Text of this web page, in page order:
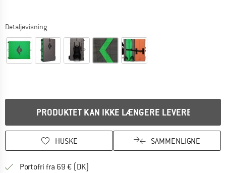
Detaljevisning
PRODUKTET KAN IKKE LÆNGERE LEVERES
HUSKE SAMMENLIGNE
Portofri fra 69 € (DK)